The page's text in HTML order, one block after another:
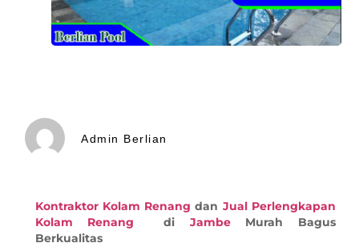
Admin Berlian
Kontraktor Kolam Renang dan Jual Perlengkapan
Kolam Renang
di Jambe Murah Bagus
Berkualitas